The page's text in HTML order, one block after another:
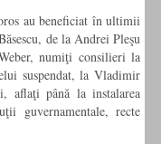
au beneficiat în ultimii
de la Andrei Pleşu
numiţi consilieri la
suspendat, la Vladimir
aflaţi până la instalarea
guvernamentale, recte